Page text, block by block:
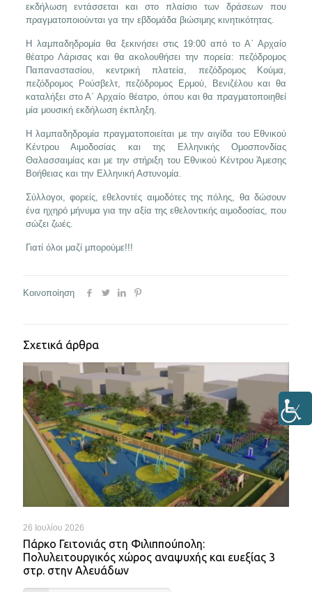
εκδήλωση εντάσσεται και στο πλαίσιο των δράσεων που
πραγματοποιούνται γα την εβδομάδα βιώσιμης κινητικότητας.
Η λαμπαδηδρομία θα ξεκινήσει στις 19:00 από το Α΄ Αρχαίο
θέατρο Λάρισας και θα ακολουθήσει την πορεία: πεζόδρομος
Παπαναστασίου, κεντρική πλατεία, πεζόδρομος Κούμα,
πεζόδρομος Ρούσβελτ, πεζόδρομος Ερμού, Βενιζέλου και θα
καταλήξει στο Α΄ Αρχαίο θέατρο, όπου και θα πραγματοποιηθεί
μία μουσική εκδήλωση έκπληξη.
Η λαμπαδηδρομία πραγματοποιείται με την αιγίδα του Εθνικού
Κέντρου Αιμοδοσίας και της Ελληνικής Ομοσπονδίας
Θαλασσαιμίας και με την στήριξη του Εθνικού Κέντρου Άμεσης
Βοήθειας και την Ελληνική Αστυνομία.
Σύλλογοι, φορείς, εθελοντές αιμοδότες της πόλης, θα δώσουν
ένα ηχηρό μήνυμα για την αξία της εθελοντικής αιμοδοσίας, που
σώζει ζωές.
Γιατί όλοι μαζί μπορούμε!!!
Κοινοποίηση
Σχετικά άρθρα
26 Ιουλίου 2026
Πάρκο Γειτονιάς στη Φιλιππούπολη:
Πολυλειτουργικός χώρος αναψυχής και ευεξίας 3
στρ. στην Αλευάδων